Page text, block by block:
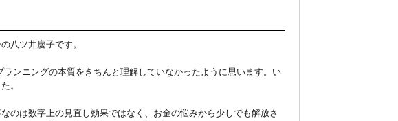
八ツ井慶子です。
ンニングの本質をきちんと理解していなかったように思います。い
。
のは数字上の見直し効果ではなく、お金の悩みから少しでも解放さ